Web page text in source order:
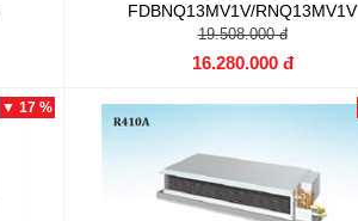
FDBNQ13MV1V/RNQ13MV1V
19.508.000 đ
16.280.000 đ
▼ 17 %